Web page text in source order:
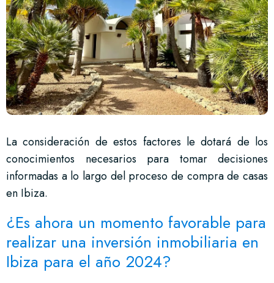
La consideración de estos factores le dotará de los
conocimientos necesarios para tomar decisiones
informadas a lo largo del proceso de compra de casas
en Ibiza.
¿Es ahora un momento favorable para
realizar una inversión inmobiliaria en
Ibiza para el año 2024?